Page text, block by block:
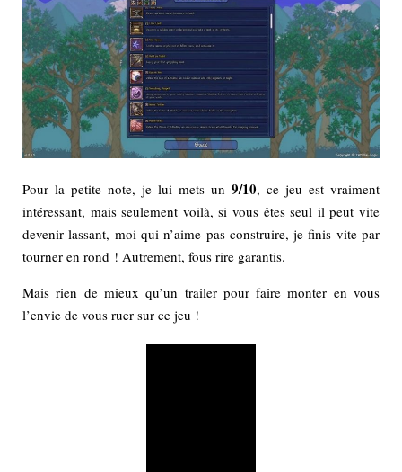
Pour la petite note, je lui mets un 9/10, ce jeu est vraiment
intéressant, mais seulement voilà, si vous êtes seul il peut vite
devenir lassant, moi qui n’aime pas construire, je finis vite par
tourner en rond ! Autrement, fous rire garantis.
Mais rien de mieux qu’un trailer pour faire monter en vous
l’envie de vous ruer sur ce jeu !